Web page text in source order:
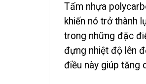
Tấm nhựa
khiến nó trở thành
trong những đặc
đựng nhiệt độ lên
điều này giúp tăng